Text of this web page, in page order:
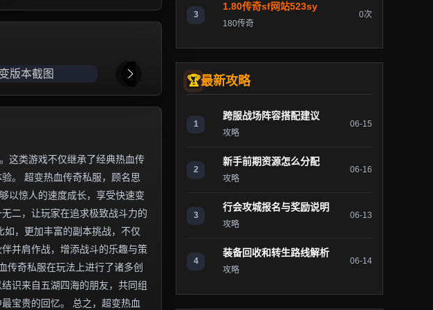
这类游戏不仅继承了经典热血传
。 超变热血传奇私服，顾名思
以惊人的速度成长，享受快速变
二，让玩家在追求极致战斗力的
，更加丰富的副本挑战，不仅
并肩作战，增添战斗的乐趣与策
传奇私服在玩法上进行了诸多创
识来自五湖四海的朋友，共同组
宝贵的回忆。 总之，超变热血
3
1.80传奇sf网站523sy
180传奇
0次
最新攻略
1
跨服战场阵容搭配建议
攻略
06-15
2
新手前期资源怎么分配
攻略
06-16
3
行会攻城报名与奖励说明
攻略
06-13
4
装备回收和转生路线解析
攻略
06-14